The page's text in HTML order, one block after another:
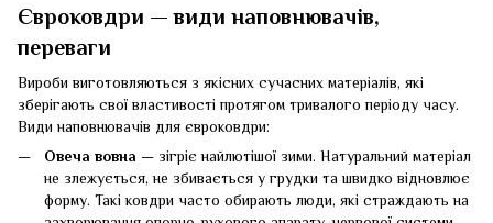
Євроковдри — види наповнювачів,
переваги
Вироби виготовляються з якісних сучасних матеріалів, які
зберігають свої властивості протягом тривалого періоду часу.
Види наповнювачів для євроковдри:
Овеча вовна — зігріє найлютішої зими. Натуральний матеріал
не злежується, не збивається у грудки та швидко відновлює
форму. Такі ковдри часто обирають люди, які страждають на